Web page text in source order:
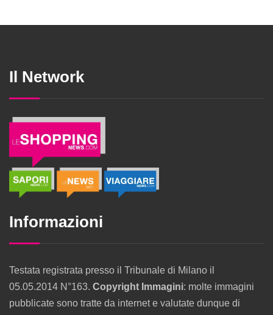
Il Network
Informazioni
Testata registrata presso il Tribunale di Milano il
05.05.2014 N°163. Copyright Immagini: molte immagini
pubblicate sono tratte da internet e valutate dunque di